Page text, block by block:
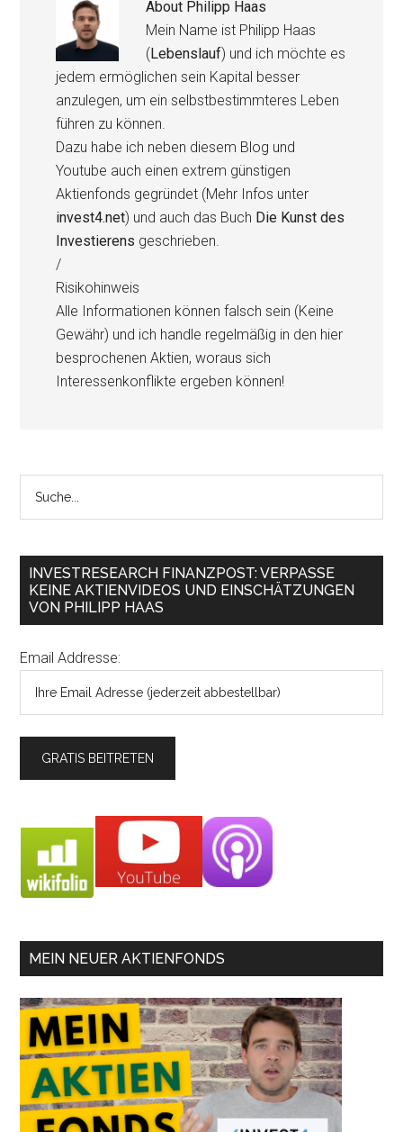
About Philipp Haas
Mein Name ist Philipp Haas
(Lebenslauf) und ich möchte es
jedem ermöglichen sein Kapital besser
anzulegen, um ein selbstbestimmteres Leben
führen zu können.
Dazu habe ich neben diesem Blog und
Youtube auch einen extrem günstigen
Aktienfonds gegründet (Mehr Infos unter
invest4.net) und auch das Buch Die Kunst des
Investierens geschrieben.
/
Risikohinweis
Alle Informationen können falsch sein (Keine
Gewähr) und ich handle regelmäßig in den hier
besprochenen Aktien, woraus sich
Interessenkonflikte ergeben können!
INVESTRESEARCH FINANZPOST: VERPASSE
KEINE AKTIENVIDEOS UND EINSCHÄTZUNGEN
VON PHILIPP HAAS
Email Addresse:
MEIN NEUER AKTIENFONDS